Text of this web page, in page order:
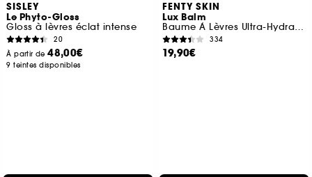
SISLEY
Le Phyto-Gloss
Gloss à lèvres éclat intense
20
À partir de48,00€
9 teintes disponibles
FENTY SKIN
Lux Balm
Baume À Lèvres Ultra-Hydratant À La Cerise
334
19,90€